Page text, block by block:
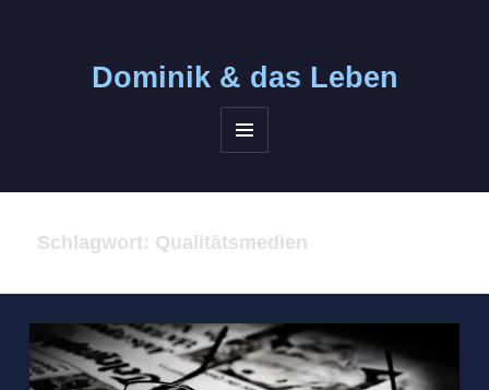
Dominik & das Leben
WIDGETS
Schlagwort: Qualitätsmedien